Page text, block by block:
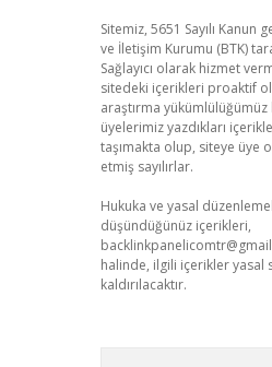
Sitemiz, 5651 Sayılı
ve İletişim Kurumu (BTK)
Sağlayıcı olarak hizmet
sitedeki içerikleri proaktif
araştırma
üyelerimiz yazdıkları
taşımakta olup, siteye üye
etmiş sayılırlar.
Hukuka ve yasal
düşündüğünüz içerikleri,
halinde, ilgili içerikler yasal
kaldırılacaktır.